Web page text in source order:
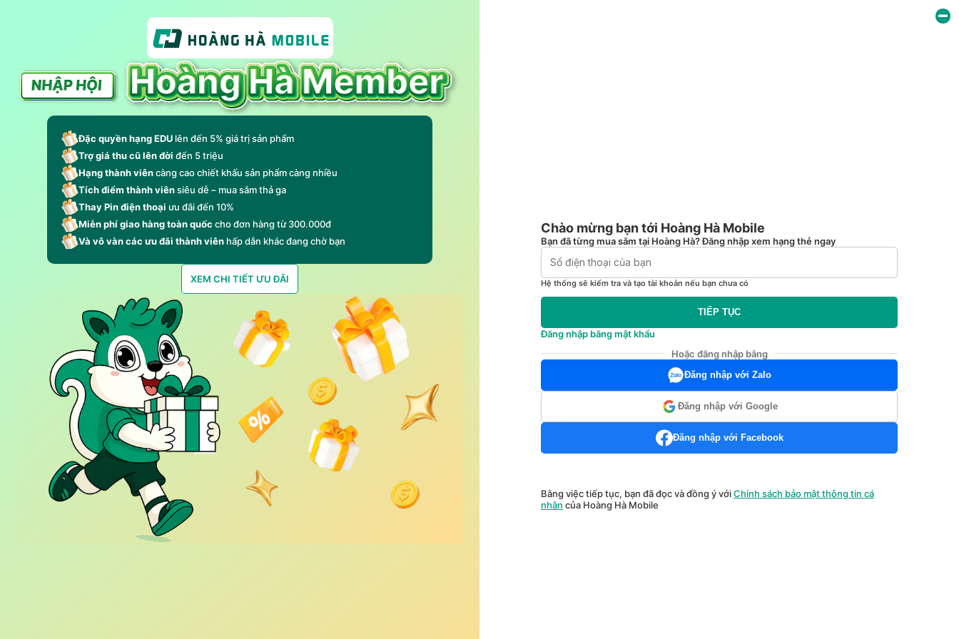
Đặc quyền hạng EDU lên đến 5% giá trị sản phẩm
Trợ giá thu cũ lên đời đến 5 triệu
Hạng thành viêncàng cao chiết khấu sản phẩm càng nhiều
Tích điểm thành viênsiêu dễ – mua sắm thả ga
Thay Pin điện thoại ưu đãi đến 10%
Miễn phí giao hàng toàn quốccho đơn hàng từ 300.000đ
Và vô vàn các ưu đãi thành viên hấp dẫn khác đang chờ bạn
XEM CHI TIẾT ƯU ĐÃI
Chào mừng bạn tới Hoàng Hà Mobile
Bạn đã từng mua sắm tại Hoàng Hà? Đăng nhập xem hạng thẻ ngay
Hệ thống sẽ kiểm tra và tạo tài khoản nếu bạn chưa có
TIẾP TỤC
Đăng nhập bằng mật khẩu
Hoặc đăng nhập bằng
Đăng nhập với Zalo
Đăng nhập với Google
Đăng nhập với Facebook
Bằng việc tiếp tục, bạn đã đọc và đồng ý vớiChính sách bảo mật thông tin cá
nhân của Hoàng Hà Mobile